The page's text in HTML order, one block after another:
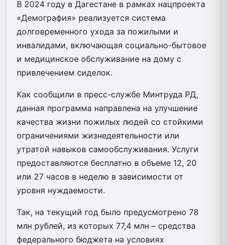
В 2024 году в Дагестане в рамках нацпроекта
«Демография» реализуется система
долговременного ухода за пожилыми и
инвалидами, включающая социально-бытовое
и медицинское обслуживание на дому с
привлечением сиделок.
Как сообщили в пресс-службе Минтруда РД,
данная программа направлена на улучшение
качества жизни пожилых людей со стойкими
ограничениями жизнедеятельности или
утратой навыков самообслуживания. Услуги
предоставляются бесплатно в объеме 12, 20
или 27 часов в неделю в зависимости от
уровня нуждаемости.
Так, на текущий год было предусмотрено 78
млн рублей, из которых 77,4 млн – средства
федерального бюджета на условиях